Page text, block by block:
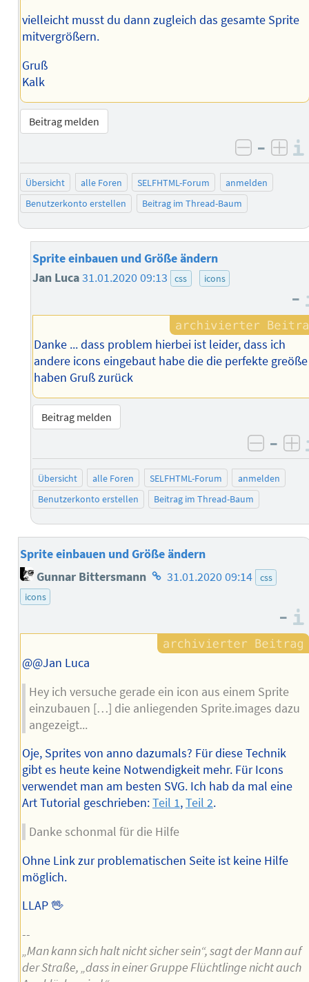
vielleicht musst du dann zugleich das gesamte Sprite
mitvergrößern.
Gruß
Kalk
Beitrag melden
negativ
–
Übersicht alle Foren SELFHTML-Forum
anmelden
Benutzerkonto erstellen
Beitrag im Thread-Baum
Sprite einbauen und Größe ändern
Jan Luca31.01.2020 09:13 css icons
–
Danke ... dass problem hierbei ist leider, dass ich
andere icons eingebaut habe die die perfekte greöße
haben Gruß zurück
Beitrag melden
–
Übersicht alle Foren SELFHTML-Forum
anmelden
Benutzerkonto erstellen
Beitrag im Thread-Baum
Sprite einbauen und Größe ändern
Gunnar Bittersmann Homepage
31.01.2020 09:14
css
icons
–
@@Jan Luca
Hey ich versuche gerade ein icon aus einem Sprite
einzubauen […] die anliegenden Sprite.images dazu
angezeigt...
Oje, Sprites von anno dazumals? Für diese Technik
gibt es heute keine Notwendigkeit mehr. Für Icons
verwendet man am besten SVG. Ich hab da mal eine
Art Tutorial geschrieben:Teil 1,Teil 2.
Danke schonmal für die Hilfe
Ohne Link zur problematischen Seite ist keine Hilfe
möglich.
LLAP 🖖
--
„Man kann sich halt nicht sicher sein“, sagt der Mann auf
der Straße, „dass in einer Gruppe Flüchtlinge nicht auch